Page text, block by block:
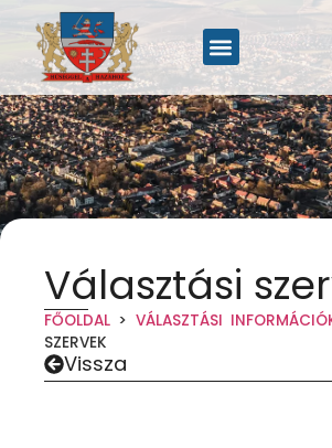
Választási
FŐOLDAL > VÁLASZTÁSI
SZERVEK
Vissza